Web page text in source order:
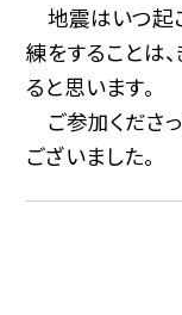
地震はいつ起
練をすることは
ると思います。
ご参加くださ
ございました。